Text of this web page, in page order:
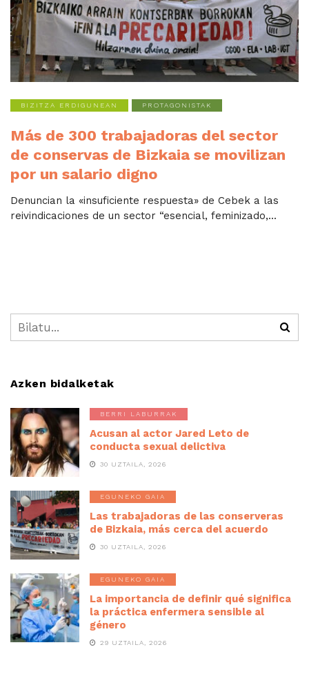
BIZITZA ERDIGUNEAN PROTAGONISTAK
Más de 300 trabajadoras del sector
de conservas de Bizkaia se movilizan
por un salario digno
Denuncian la «insuficiente respuesta» de Cebek a las
reivindicaciones de un sector “esencial, feminizado,...
Azken bidalketak
BERRI LABURRAK
Acusan al actor Jared Leto de
conducta sexual delictiva
30 UZTAILA, 2026
EGUNEKO GAIA
Las trabajadoras de las conserveras
de Bizkaia, más cerca del acuerdo
30 UZTAILA, 2026
EGUNEKO GAIA
La importancia de definir qué significa
la práctica enfermera sensible al
género
29 UZTAILA, 2026